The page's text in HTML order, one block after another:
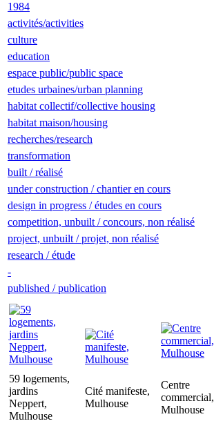
1984
activités/activities
culture
education
espace public/public space
etudes urbaines/urban planning
habitat collectif/collective housing
habitat maison/housing
recherches/research
transformation
built / réalisé
under construction / chantier en cours
design in progress / études en cours
competition, unbuilt / concours, non réalisé
project, unbuilt / projet, non réalisé
research / étude
-
published / publication
59 logements,
jardins
Neppert,
Mulhouse
Cité manifeste,
Mulhouse
Centre
commercial,
Mulhouse